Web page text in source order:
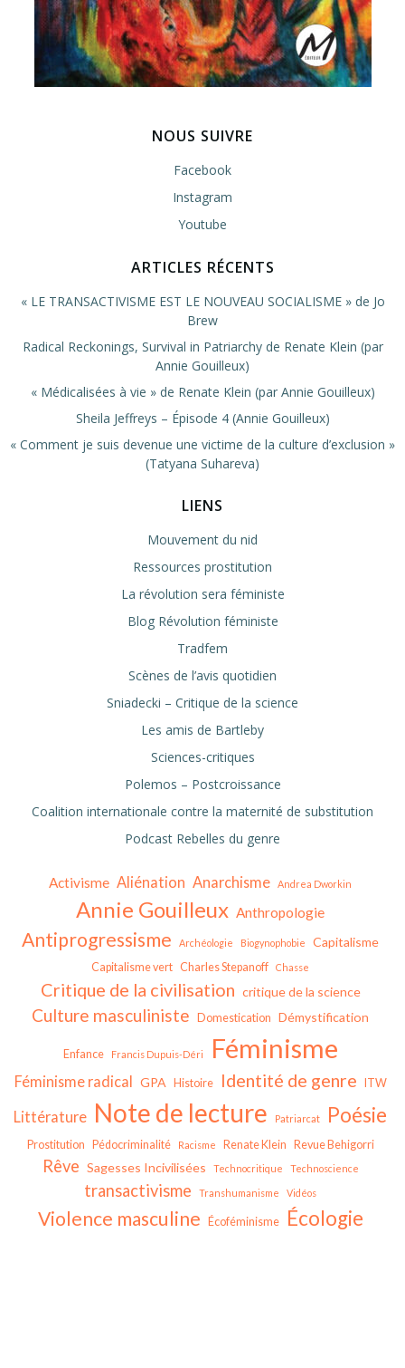
NOUS SUIVRE
Facebook
Instagram
Youtube
ARTICLES RÉCENTS
« LE TRANSACTIVISME EST LE NOUVEAU SOCIALISME » de Jo
Brew
Radical Reckonings, Survival in Patriarchy de Renate Klein (par
Annie Gouilleux)
« Médicalisées à vie » de Renate Klein (par Annie Gouilleux)
Sheila Jeffreys – Épisode 4 (Annie Gouilleux)
« Comment je suis devenue une victime de la culture d’exclusion »
(Tatyana Suhareva)
LIENS
Mouvement du nid
Ressources prostitution
La révolution sera féministe
Blog Révolution féministe
Tradfem
Scènes de l’avis quotidien
Sniadecki – Critique de la science
Les amis de Bartleby
Sciences-critiques
Polemos – Postcroissance
Coalition internationale contre la maternité de substitution
Podcast Rebelles du genre
Activisme Aliénation Anarchisme Andrea Dworkin
Annie Gouilleux Anthropologie
Antiprogressisme Archéologie Biogynophobie Capitalisme
Capitalisme vert Charles Stepanoff Chasse
Critique de la civilisation critique de la science
Culture masculiniste Domestication Démystification
Enfance Francis Dupuis-Déri Féminisme
Féminisme radical GPA Histoire Identité de genre ITW
Littérature Note de lecture Patriarcat Poésie
Prostitution Pédocriminalité Racisme Renate Klein Revue Behigorri
Rêve Sagesses Incivilisées Technocritique Technoscience
transactivisme Transhumanisme Vidéos
Violence masculine Écoféminisme Écologie